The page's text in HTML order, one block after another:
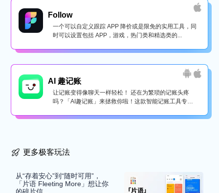
Follow
一个可以自定义跟踪 APP 降价或是限免的实用工具，同
时可以设置包括 APP，游戏，热门类和精选类的...
AI 趣记账
让记账变得像聊天一样轻松！ 还在为繁琐的记账头疼
吗？「AI趣记账」来拯救你啦！这款智能记账工具专为
更多极客玩法
从“存着安心”到“随时可用”，
「片语 Fleeting More」想让你